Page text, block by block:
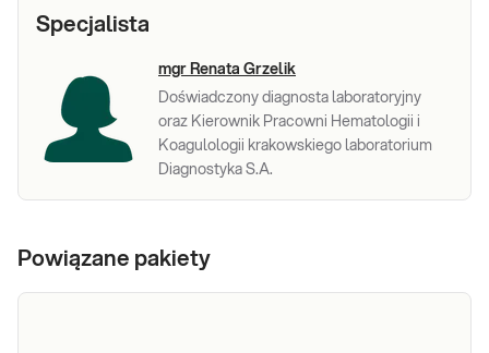
Specjalista
mgr Renata Grzelik
Doświadczony diagnosta laboratoryjny
oraz Kierownik Pracowni Hematologii i
Koagulologii krakowskiego laboratorium
Diagnostyka S.A.
Powiązane pakiety